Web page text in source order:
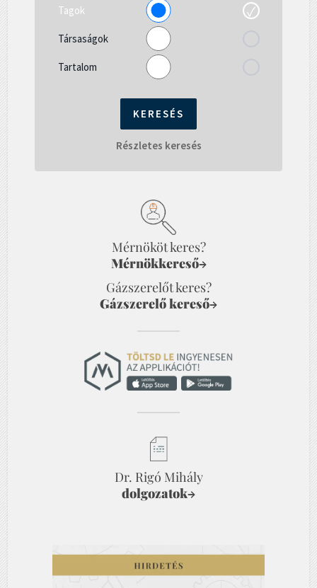
Tagok
Társaságok
Tartalom
Részletes keresés
Mérnököt keres?
Mérnökkereső→
Gázszerelőt keres?
Gázszerelő kereső→
Dr. Rigó Mihály
dolgozatok→